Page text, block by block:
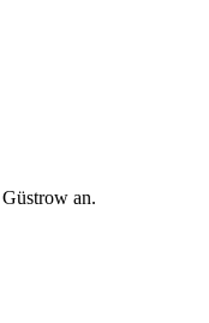
an.